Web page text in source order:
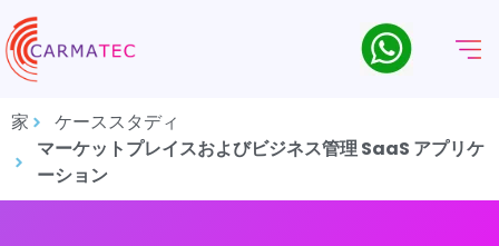
家
ケーススタディ
マーケットプレイスおよびビジネス管理 SaaS アプリケ
ーション